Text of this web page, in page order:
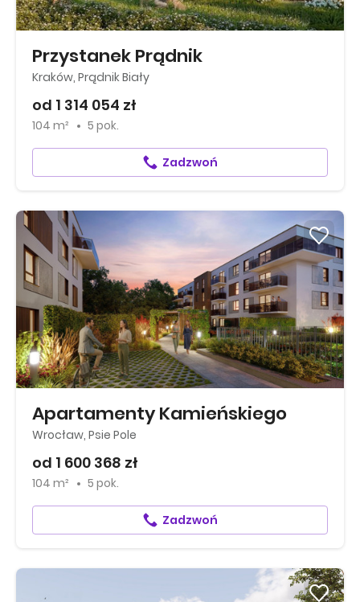
Przystanek Prądnik
Kraków, Prądnik Biały
od 1 314 054 zł
104 m² 5 pok.
Zadzwoń
Apartamenty Kamieńskiego
Wrocław, Psie Pole
od 1 600 368 zł
104 m² 5 pok.
Zadzwoń